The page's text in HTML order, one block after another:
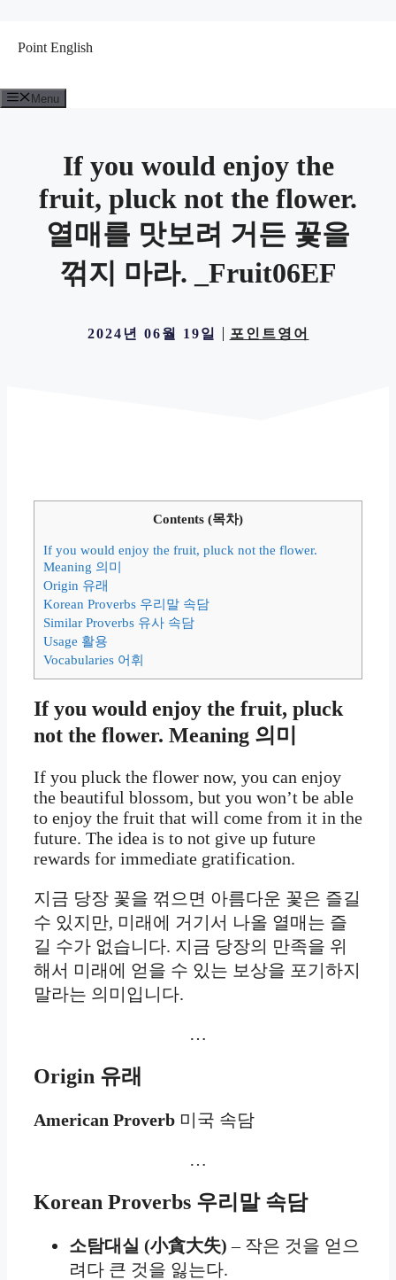
건
너
Point English
Menu
If you would enjoy the
fruit, pluck not the flower.
열매를 맛보려 거든 꽃을
꺾지 마라. _Fruit06EF
2024년 06월 19일 포인트영어
Contents (목차)
If you would enjoy the fruit, pluck not the flower.
Meaning 의미
Origin 유래
Korean Proverbs 우리말 속담
Similar Proverbs 유사 속담
Usage 활용
Vocabularies 어휘
If you would enjoy the fruit, pluck
not the flower. Meaning 의미
If you pluck the flower now, you can enjoy
the beautiful blossom, but you won’t be able
to enjoy the fruit that will come from it in the
future. The idea is to not give up future
rewards for immediate gratification.
지금 당장 꽃을 꺾으면 아름다운 꽃은 즐길
수 있지만, 미래에 거기서 나올 열매는 즐
길 수가 없습니다. 지금 당장의 만족을 위
해서 미래에 얻을 수 있는 보상을 포기하지
말라는 의미입니다.
…
Origin 유래
American Proverb 미국 속담
…
Korean Proverbs 우리말 속담
소탐대실 (小貪大失) – 작은 것을 얻으
려다 큰 것을 잃는다.